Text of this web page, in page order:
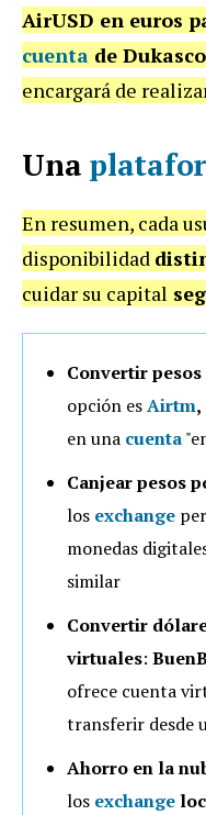
AirUSD en euros
cuenta de
encargará de
Una
En resumen, cada
disponibilidad
cuidar su capital
Convertir
opción esAirtm,
en una cuenta
Canjear pesos
los exchange
monedas
similar
Convertir
virtuales:
ofrece cuenta
transferir desde
Ahorro en la
los exchange